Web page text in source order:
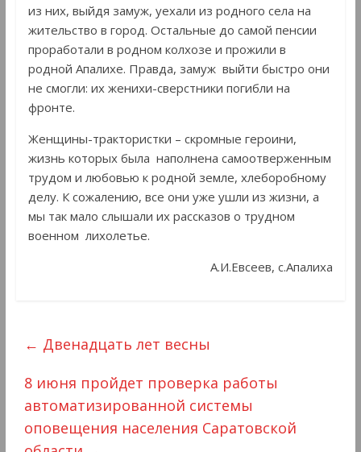
из них, выйдя замуж, уехали из родного села на
жительство в город. Остальные до самой пенсии
проработали в родном колхозе и прожили в
родной Апалихе. Правда, замуж выйти быстро они
не смогли: их женихи-сверстники погибли на
фронте.
Женщины-трактористки – скромные героини,
жизнь которых была наполнена самоотверженным
трудом и любовью к родной земле, хлеборобному
делу. К сожалению, все они уже ушли из жизни, а
мы так мало слышали их рассказов о трудном
военном лихолетье.
А.И.Евсеев, с.Апалиха
← Двенадцать лет весны
8 июня пройдет проверка работы
автоматизированной системы
оповещения населения Саратовской